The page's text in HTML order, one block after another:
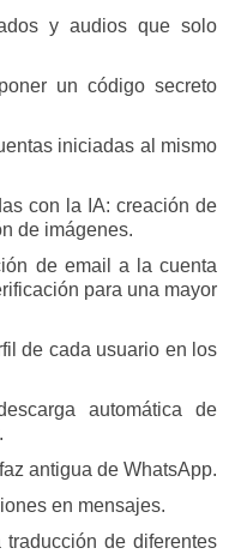
y audios que solo
un código secreto
iniciadas al mismo
con la IA: creación de
de imágenes.
de email a la cuenta
para una mayor
de cada usuario en los
automática de
antigua de WhatsApp.
en mensajes.
de diferentes